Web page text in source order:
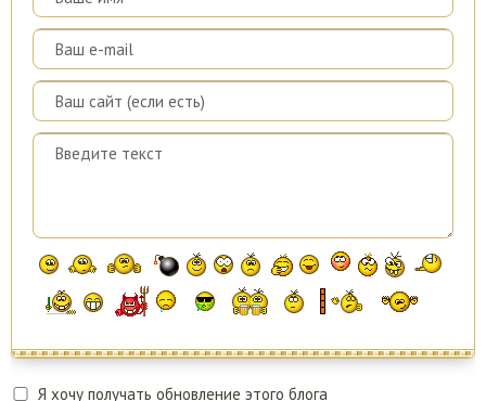
Я хочу получать обновление этого блога